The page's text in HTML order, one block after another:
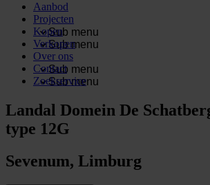
Aanbod
Projecten
Sub menu
Kopen
Sub menu
Verkopen
Over ons
Sub menu
Contact
Sub menu
Zoekservice
Landal Domein De
type 12G
Sevenum, Limburg